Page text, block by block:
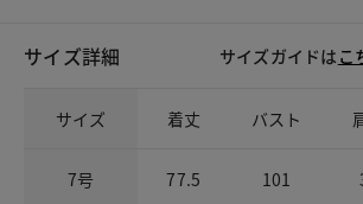
サイズ詳細 サイズガイドは こ
サイズ 着丈 バスト
7号 77.5 101